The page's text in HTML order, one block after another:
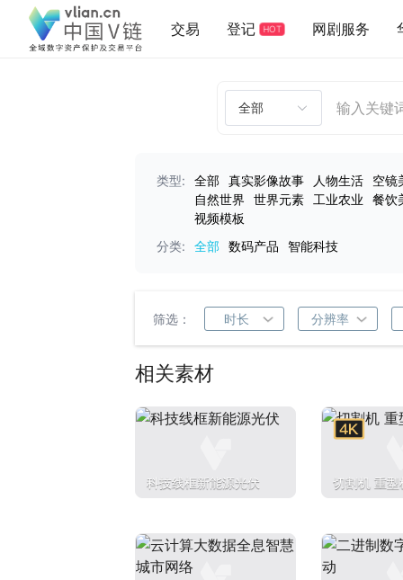
交易 登记 HOT 网剧服务
类型: 全部 真实影像故事 人物生活
空镜
自然世界
世界元素 工业农业
餐饮
视频模板
分类:
全部 数码产品 智能科技
筛选： 时长 分辨率
相关素材
科技线框新能源光伏 切割机 重型